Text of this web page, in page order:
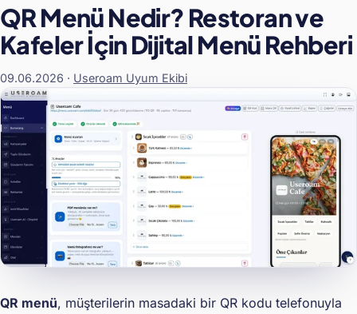
QR Menü Nedir? Restoran ve
Kafeler İçin Dijital Menü Rehberi
09.06.2026 · Useroam Uyum Ekibi
QR menü, müşterilerin masadaki bir QR kodu telefonuyla